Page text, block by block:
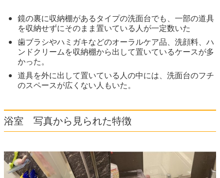
鏡の裏に収納棚があるタイプの洗面台でも、一部の道具
を収納せずにそのまま置いている人が一定数いた
歯ブラシやハミガキなどのオーラルケア品、洗顔料、ハ
ンドクリームを収納棚から出して置いているケースが多
かった。
道具を外に出して置いている人の中には、洗面台のフチ
のスペースが広くない人もいた。
浴室 写真から見られた特徴